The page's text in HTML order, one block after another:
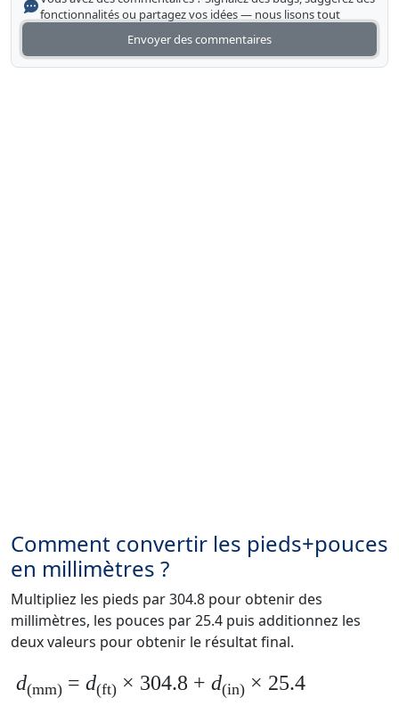
fonctionnalités ou partagez vos idées — nous lisons tout
Envoyer des commentaires
Comment convertir les pieds+pouces
en millimètres ?
Multipliez les pieds par 304.8 pour obtenir des
millimètres, les pouces par 25.4 puis additionnez les
deux valeurs pour obtenir le résultat final.
d(mm) = d(ft) × 304.8 + d(in) × 25.4